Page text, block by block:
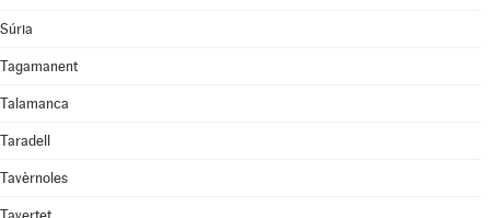
Súria
Tagamanent
Talamanca
Taradell
Tavèrnoles